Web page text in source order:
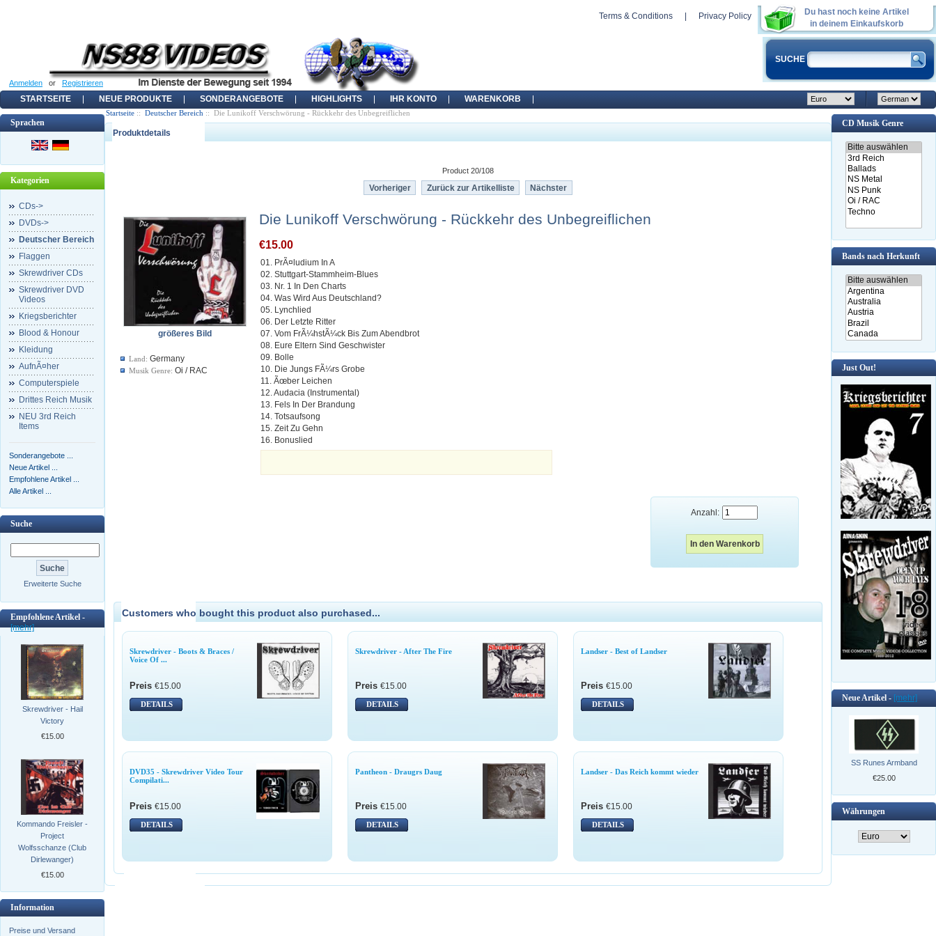
Du hast noch keine Artikel
in deinem Einkaufskorb
Terms & Conditions Privacy Policy
SUCHE
Anmelden or Registrieren
STARTSEITE NEUE PRODUKTE SONDERANGEBOTE HIGHLIGHTS IHR KONTO WARENKORB
Sprachen
Kategorien
CDs->
DVDs->
Deutscher Bereich
Flaggen
Skrewdriver CDs
Skrewdriver DVD
Videos
Kriegsberichter
Blood & Honour
Kleidung
AufnÃ¤her
Computerspiele
Drittes Reich Musik
NEU 3rd Reich
Items
Sonderangebote ...
Neue Artikel ...
Empfohlene Artikel ...
Alle Artikel ...
Suche
Erweiterte Suche
Empfohlene Artikel -
[mehr]
Skrewdriver - Hail
Victory
€15.00
Kommando Freisler -
Project
Wolfsschanze (Club
Dirlewanger)
€15.00
Information
Preise und Versand
Startseite :: Deutscher Bereich :: Die Lunikoff Verschwörung - Rückkehr des Unbegreiflichen
Produktdetails
Product 20/108
Vorheriger Zurück zur Artikelliste Nächster
größeres Bild
Land: Germany
Musik Genre: Oi / RAC
Die Lunikoff Verschwörung - Rückkehr des Unbegreiflichen
€15.00
01. PrÃ¤ludium In A
02. Stuttgart-Stammheim-Blues
03. Nr. 1 In Den Charts
04. Was Wird Aus Deutschland?
05. Lynchlied
06. Der Letzte Ritter
07. Vom FrÃ¼hstÃ¼ck Bis Zum Abendbrot
08. Eure Eltern Sind Geschwister
09. Bolle
10. Die Jungs FÃ¼rs Grobe
11. Ãœber Leichen
12. Audacia (Instrumental)
13. Fels In Der Brandung
14. Totsaufsong
15. Zeit Zu Gehn
16. Bonuslied
Anzahl:
Customers who bought this product also purchased...
Skrewdriver - Boots & Braces /
Voice Of ...
Preis €15.00
DETAILS
Skrewdriver - After The Fire
Preis €15.00
DETAILS
Landser - Best of Landser
Preis €15.00
DETAILS
DVD35 - Skrewdriver Video Tour
Compilati...
Preis €15.00
DETAILS
Pantheon - Draugrs Daug
Preis €15.00
DETAILS
Landser - Das Reich kommt wieder
Preis €15.00
DETAILS
CD Musik Genre
Bands nach Herkunft
Just Out!
Neue Artikel - [mehr]
SS Runes Armband
€25.00
Währungen